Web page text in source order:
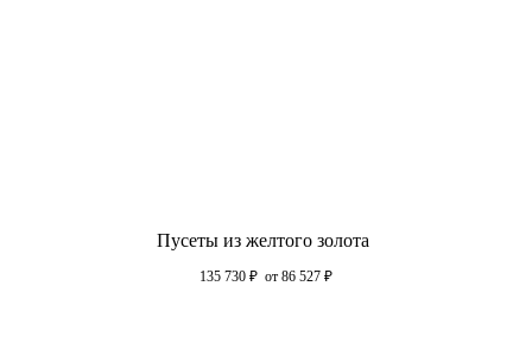
Пусеты из желтого золота
135 730 ₽ от 86 527 ₽